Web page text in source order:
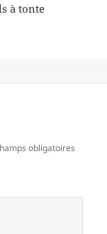
à tonte
obligatoires